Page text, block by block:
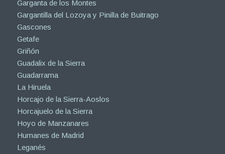
Garganta de los Montes
Gargantilla del Lozoya y Pinilla de Buitrago
Gascones
Getafe
Griñón
Guadalix de la Sierra
Guadarrama
La Hiruela
Horcajo de la Sierra-Aoslos
Horcajuelo de la Sierra
Hoyo de Manzanares
Humanes de Madrid
Leganés